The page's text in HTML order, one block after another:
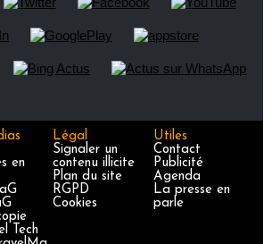
en
Tech
Légal
Signaler un
contenu illicite
Plan du site
RGPD
Cookies
Utiles
Contact
Publicité
Agenda
La presse en
parle